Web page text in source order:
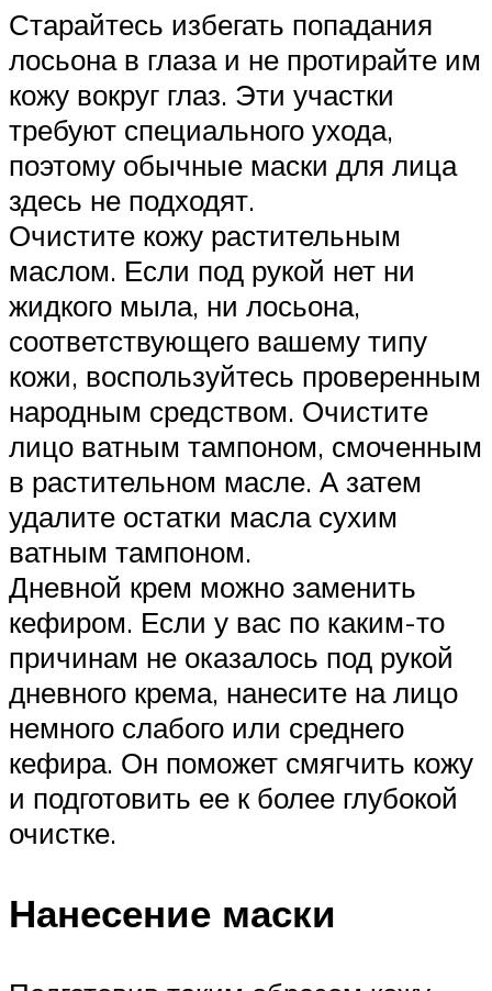
Старайтесь избегать попадания
лосьона в глаза и не протирайте им
кожу вокруг глаз. Эти участки
требуют специального ухода,
поэтому обычные маски для лица
здесь не подходят.
Очистите кожу растительным
маслом. Если под рукой нет ни
жидкого мыла, ни лосьона,
соответствующего вашему типу
кожи, воспользуйтесь проверенным
народным средством. Очистите
лицо ватным тампоном, смоченным
в растительном масле. А затем
удалите остатки масла сухим
ватным тампоном.
Дневной крем можно заменить
кефиром. Если у вас по каким-то
причинам не оказалось под рукой
дневного крема, нанесите на лицо
немного слабого или среднего
кефира. Он поможет смягчить кожу
и подготовить ее к более глубокой
очистке.
Нанесение маски